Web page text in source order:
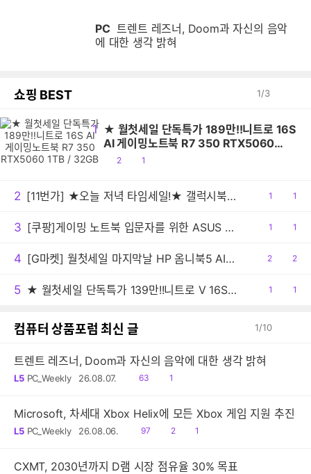
PC
에 대한 생각 밝혀
쇼핑 BEST 1/3
1 ★ 월첫세일 단독특가 189만!!니트로 16S
AI 게이밍노트북 R7 350 RTX5060
1TB / 32GB
공
2
댓1
2 [11번가] ★오늘 저녁 타임세일!★ 갤럭시북6 프로 (299만/무료배송)
공1
댓1
3 [쿠팡]게이밍 노트북 입문자를 위한 ASUS Gaming V16 특가
공1
댓1
4 [G마켓] 월첫세일 마지막날 HP 옴니북5 AI 노트북 16-af1087TU 최종 149만원대!
공
2
댓
2
5 ★ 월첫세일 단독특가 139만!!니트로 V 16S AI 게이밍노트북 R7 260 RTX5060 512GB / 16GB
공1
댓1
컴퓨터 상품포럼 최신 글 1/10
트렌트 레즈너, Doom과 자신의 음악에 대한 생각 밝혀
L5 PC_Weekly 26.08.07.
읽
63
공1
Microsoft, 차세대 Xbox Helix에 모든 Xbox 게임 지원 추진
L5 PC_Weekly 26.08.06.
읽
97
공
2
댓1
CXMT, 2030년까지 D램 시장 점유율 30% 목표